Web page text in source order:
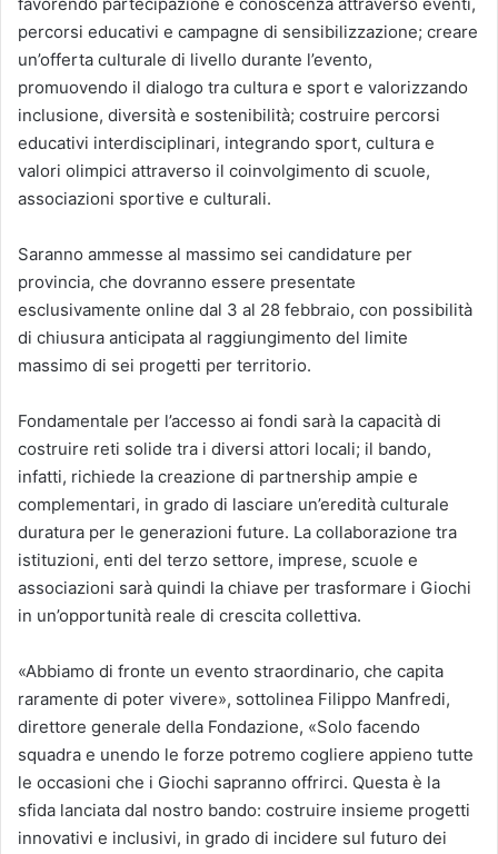
favorendo partecipazione e conoscenza attraverso eventi,
percorsi educativi e campagne di sensibilizzazione; creare
un’offerta culturale di livello durante l’evento,
promuovendo il dialogo tra cultura e sport e valorizzando
inclusione, diversità e sostenibilità; costruire percorsi
educativi interdisciplinari, integrando sport, cultura e
valori olimpici attraverso il coinvolgimento di scuole,
associazioni sportive e culturali.
Saranno ammesse al massimo sei candidature per
provincia, che dovranno essere presentate
esclusivamente online dal 3 al 28 febbraio, con possibilità
di chiusura anticipata al raggiungimento del limite
massimo di sei progetti per territorio.
Fondamentale per l’accesso ai fondi sarà la capacità di
costruire reti solide tra i diversi attori locali; il bando,
infatti, richiede la creazione di partnership ampie e
complementari, in grado di lasciare un’eredità culturale
duratura per le generazioni future. La collaborazione tra
istituzioni, enti del terzo settore, imprese, scuole e
associazioni sarà quindi la chiave per trasformare i Giochi
in un’opportunità reale di crescita collettiva.
«Abbiamo di fronte un evento straordinario, che capita
raramente di poter vivere», sottolinea Filippo Manfredi,
direttore generale della Fondazione, «Solo facendo
squadra e unendo le forze potremo cogliere appieno tutte
le occasioni che i Giochi sapranno offrirci. Questa è la
sfida lanciata dal nostro bando: costruire insieme progetti
innovativi e inclusivi, in grado di incidere sul futuro dei